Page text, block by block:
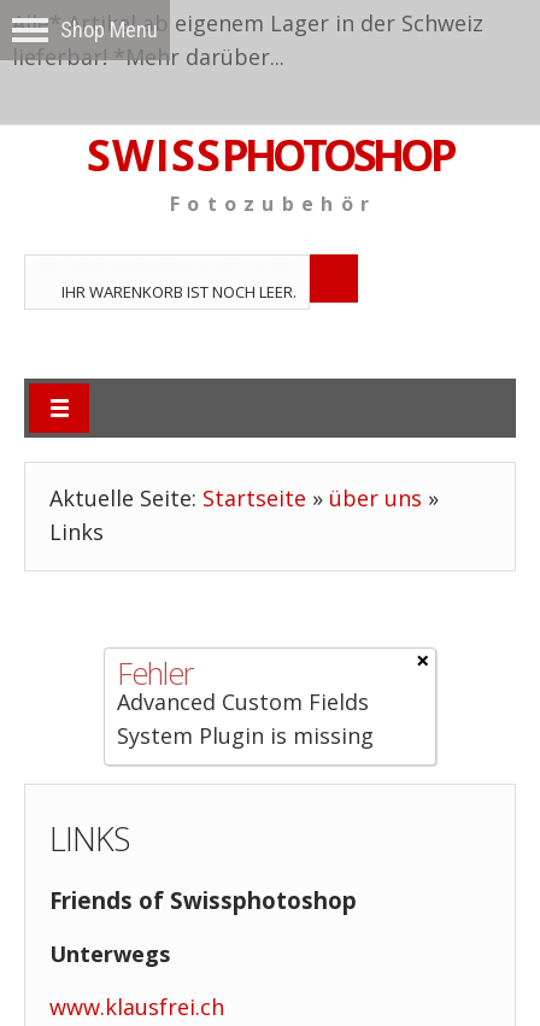
Alle* Artikel ab eigenem Lager in der Schweiz
lieferbar! *Mehr darüber...
S W I S SPHOTOSHOP
F o t o z u b e h ö r
IHR WARENKORB IST NOCH LEER.
Aktuelle Seite: Startseite » über uns »
Links
×
Fehler
Advanced Custom Fields
System Plugin is missing
LINKS
Friends of Swissphotoshop
Unterwegs
www.klausfrei.ch